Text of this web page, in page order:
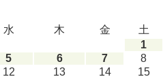
水 木 金
土
1
5 6 7
8
12 13 14
15